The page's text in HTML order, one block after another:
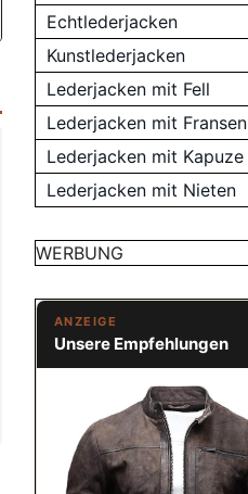
Echtlederjacken
Kunstlederjacken
Lederjacken mit Fell
Lederjacken mit Fransen
Lederjacken mit Kapuze
Lederjacken mit Nieten
WERBUNG
ANZEIGE
Unsere Empfehlungen